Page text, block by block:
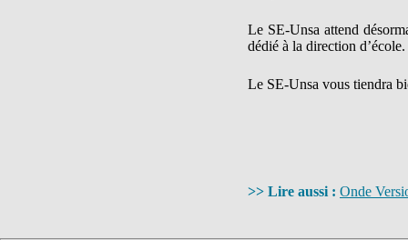
Le SE-Unsa attend
dédié à la direction d’école.
Le SE-Unsa vous tiendra
>> Lire aussi : Onde